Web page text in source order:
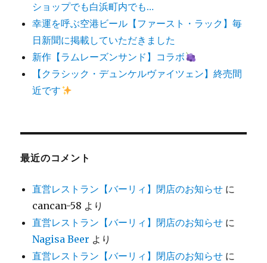
ショップでも白浜町内でも…
幸運を呼ぶ空港ビール【ファースト・ラック】毎
日新聞に掲載していただきました
新作【ラムレーズンサンド】コラボ
【クラシック・デュンケルヴァイツェン】終売間
近です
最近のコメント
直営レストラン【バーリィ】閉店のお知らせ に
cancan-58 より
直営レストラン【バーリィ】閉店のお知らせ に
Nagisa Beer より
直営レストラン【バーリィ】閉店のお知らせ に